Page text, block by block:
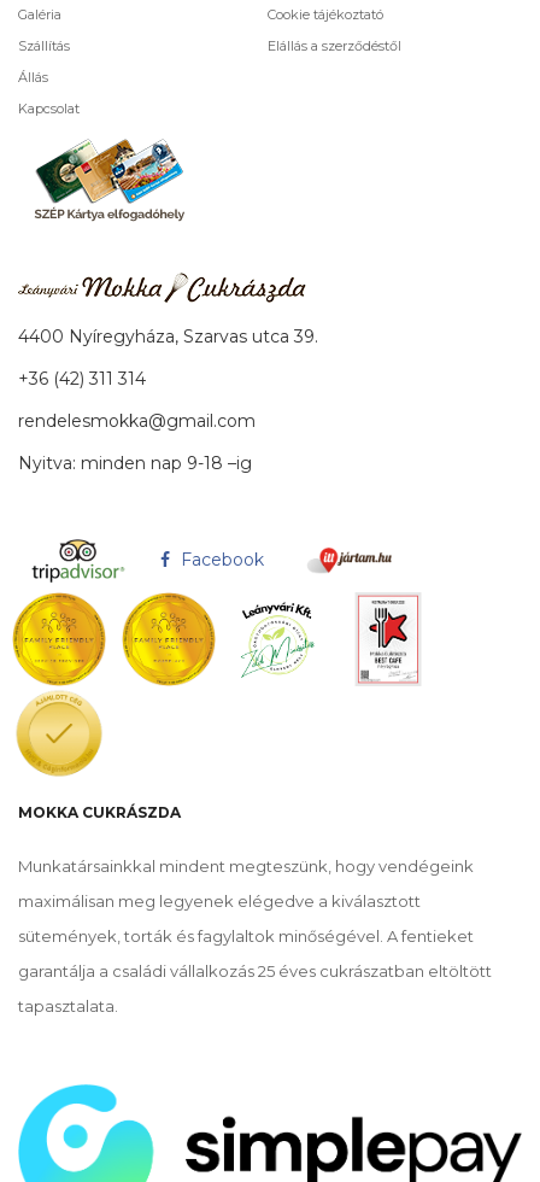
Galéria
Szállítás
Állás
Kapcsolat
Cookie tájékoztató
Elállás a szerződéstől
4400 Nyíregyháza, Szarvas utca 39.
+36 (42) 311 314
rendelesmokka@gmail.com
Nyitva: minden nap 9-18 –ig
Facebook
MOKKA CUKRÁSZDA
Munkatársainkkal mindent megteszünk, hogy vendégeink
maximálisan meg legyenek elégedve a kiválasztott
sütemények, torták és fagylaltok minőségével. A fentieket
garantálja a családi vállalkozás 25 éves cukrászatban eltöltött
tapasztalata.